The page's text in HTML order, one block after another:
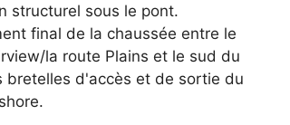
structurel sous le pont.
final de la chaussée entre le
la route Plains et le sud du
bretelles d'accès et de sortie du